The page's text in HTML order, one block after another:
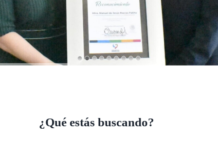
Contáctanos
Preguntas Frecuentes
¿Qué estás buscando?